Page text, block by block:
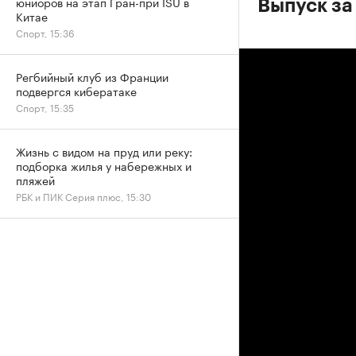
Выпуск
Китае
Спорт, 15:36
Регбийный клуб из Франции
подвергся кибератаке
Спорт, 15:35
Жизнь с видом на пруд или реку:
подборка жилья у набережных и
пляжей
РБК и ПИК Серия плюс, 15:30